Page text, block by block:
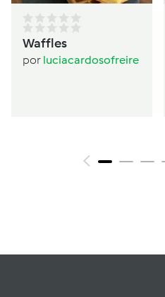
Waffles
por luciacardosofreire